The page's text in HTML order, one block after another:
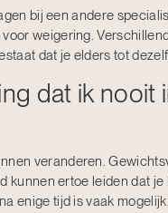
bij een andere
weigering.
dat je elders tot
dat ik nooit
veranderen.
kunnen ertoe leiden dat
enige tijd is vaak mogelijk.